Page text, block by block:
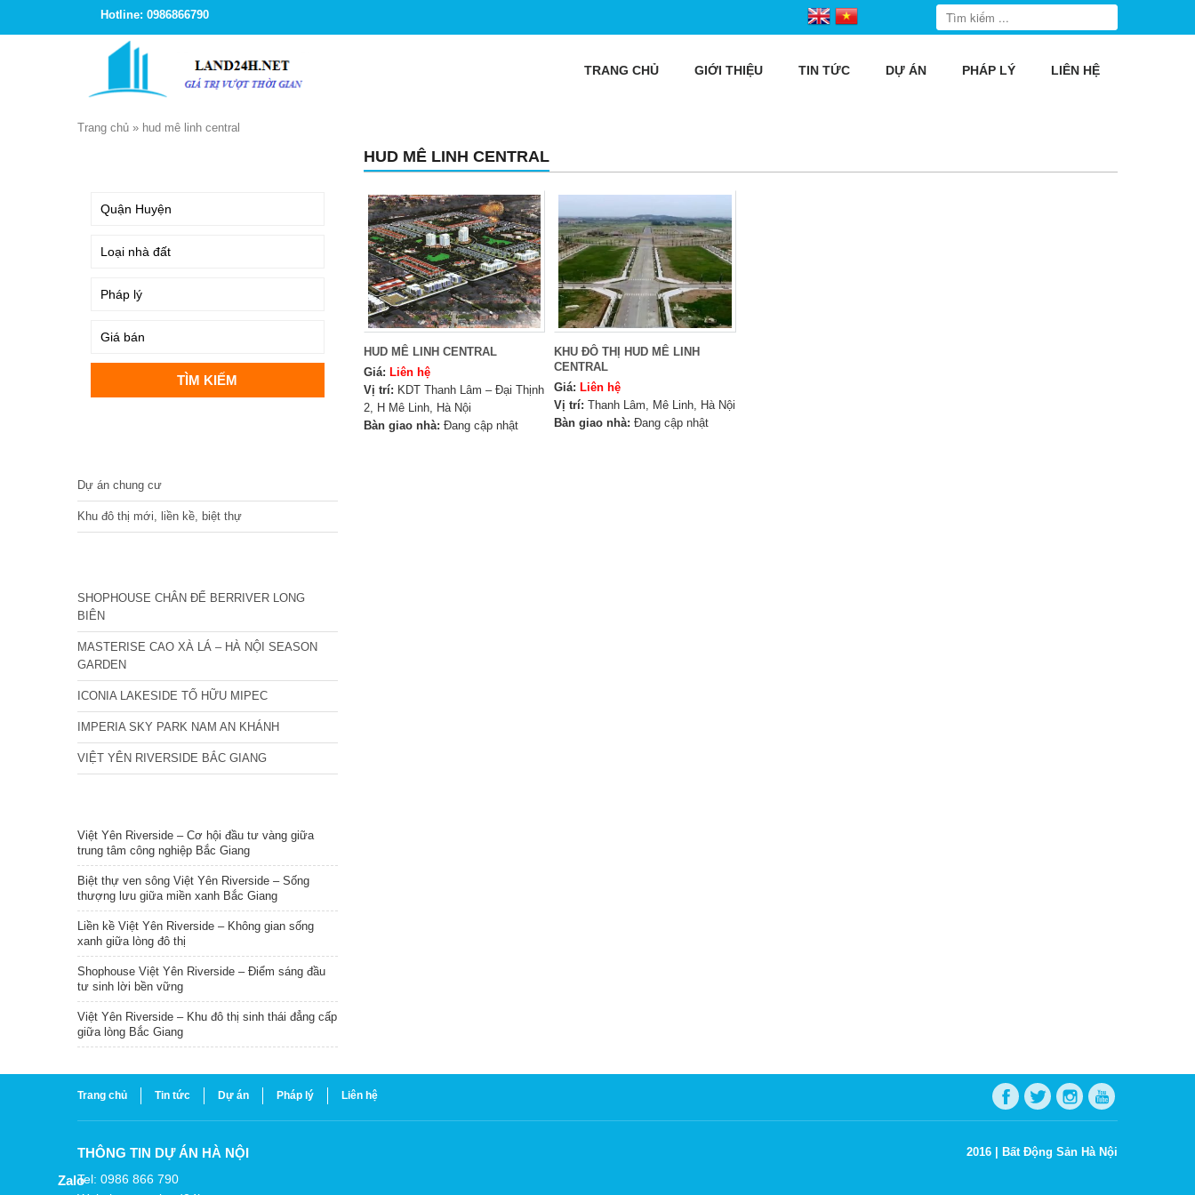
Hotline: 0986866790
TRANG CHỦ GIỚI THIỆU TIN TỨC DỰ ÁN PHÁP LÝ LIÊN HỆ
Trang chủ » hud mê linh central
HUD MÊ LINH CENTRAL
HUD MÊ LINH CENTRAL
Giá: Liên hệ
Vị trí: KDT Thanh Lâm – Đại Thịnh
2, H Mê Linh, Hà Nội
Bàn giao nhà: Đang cập nhật
KHU ĐÔ THỊ HUD MÊ LINH
CENTRAL
Giá: Liên hệ
Vị trí: Thanh Lâm, Mê Linh, Hà Nội
Bàn giao nhà: Đang cập nhật
Dự án chung cư
Khu đô thị mới, liền kề, biệt thự
SHOPHOUSE CHÂN ĐẾ BERRIVER LONG
BIÊN
MASTERISE CAO XÀ LÁ – HÀ NỘI SEASON
GARDEN
ICONIA LAKESIDE TỐ HỮU MIPEC
IMPERIA SKY PARK NAM AN KHÁNH
VIỆT YÊN RIVERSIDE BẮC GIANG
Việt Yên Riverside – Cơ hội đầu tư vàng giữa
trung tâm công nghiệp Bắc Giang
Biệt thự ven sông Việt Yên Riverside – Sống
thượng lưu giữa miền xanh Bắc Giang
Liền kề Việt Yên Riverside – Không gian sống
xanh giữa lòng đô thị
Shophouse Việt Yên Riverside – Điểm sáng đầu
tư sinh lời bền vững
Việt Yên Riverside – Khu đô thị sinh thái đẳng cấp
giữa lòng Bắc Giang
Trang chủ Tin tức Dự án Pháp lý Liên hệ
THÔNG TIN DỰ ÁN HÀ NỘI
Tel: 0986 866 790
2016 | Bất Động Sản Hà Nội
Zalo